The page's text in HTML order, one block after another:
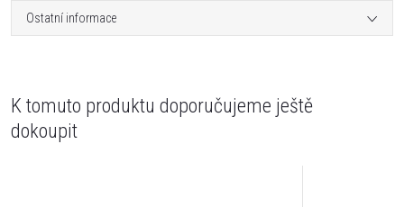
Ostatní informace
K tomuto produktu doporučujeme ještě
dokoupit